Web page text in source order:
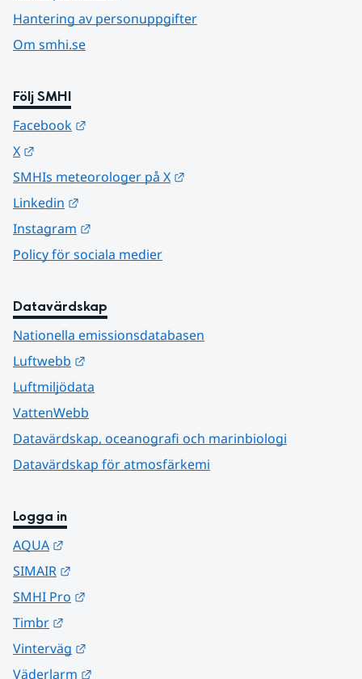
Hantering av personuppgifter
Om smhi.se
Följ SMHI
Facebook
X
SMHIs meteorologer på X
Linkedin
Instagram
Policy för sociala medier
Datavärdskap
Nationella emissionsdatabasen
Luftwebb
Luftmiljödata
VattenWebb
Datavärdskap, oceanografi och marinbiologi
Datavärdskap för atmosfärkemi
Logga in
AQUA
SIMAIR
SMHI Pro
Timbr
Vinterväg
Väderlarm